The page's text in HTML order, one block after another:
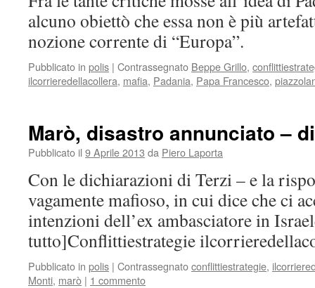
alcuno obiettò che essa non è più
nozione corrente di “Europa”.
Pubblicato in polis | Contrassegnato Beppe Grillo,
ilcorrieredellacollera, mafia, Padania, Papa Francesco,
Marò, disastro annunciato –
Pubblicato il 9 Aprile 2013 da Piero Laporta
Con le dichiarazioni di Terzi – e la
vagamente mafioso, in cui dice che ci
intenzioni dell’ex ambasciatore in
tutto]Conflittiestrategie
Pubblicato in polis | Contrassegnatoconflittiestrategie,
Monti, marò | 1 commento